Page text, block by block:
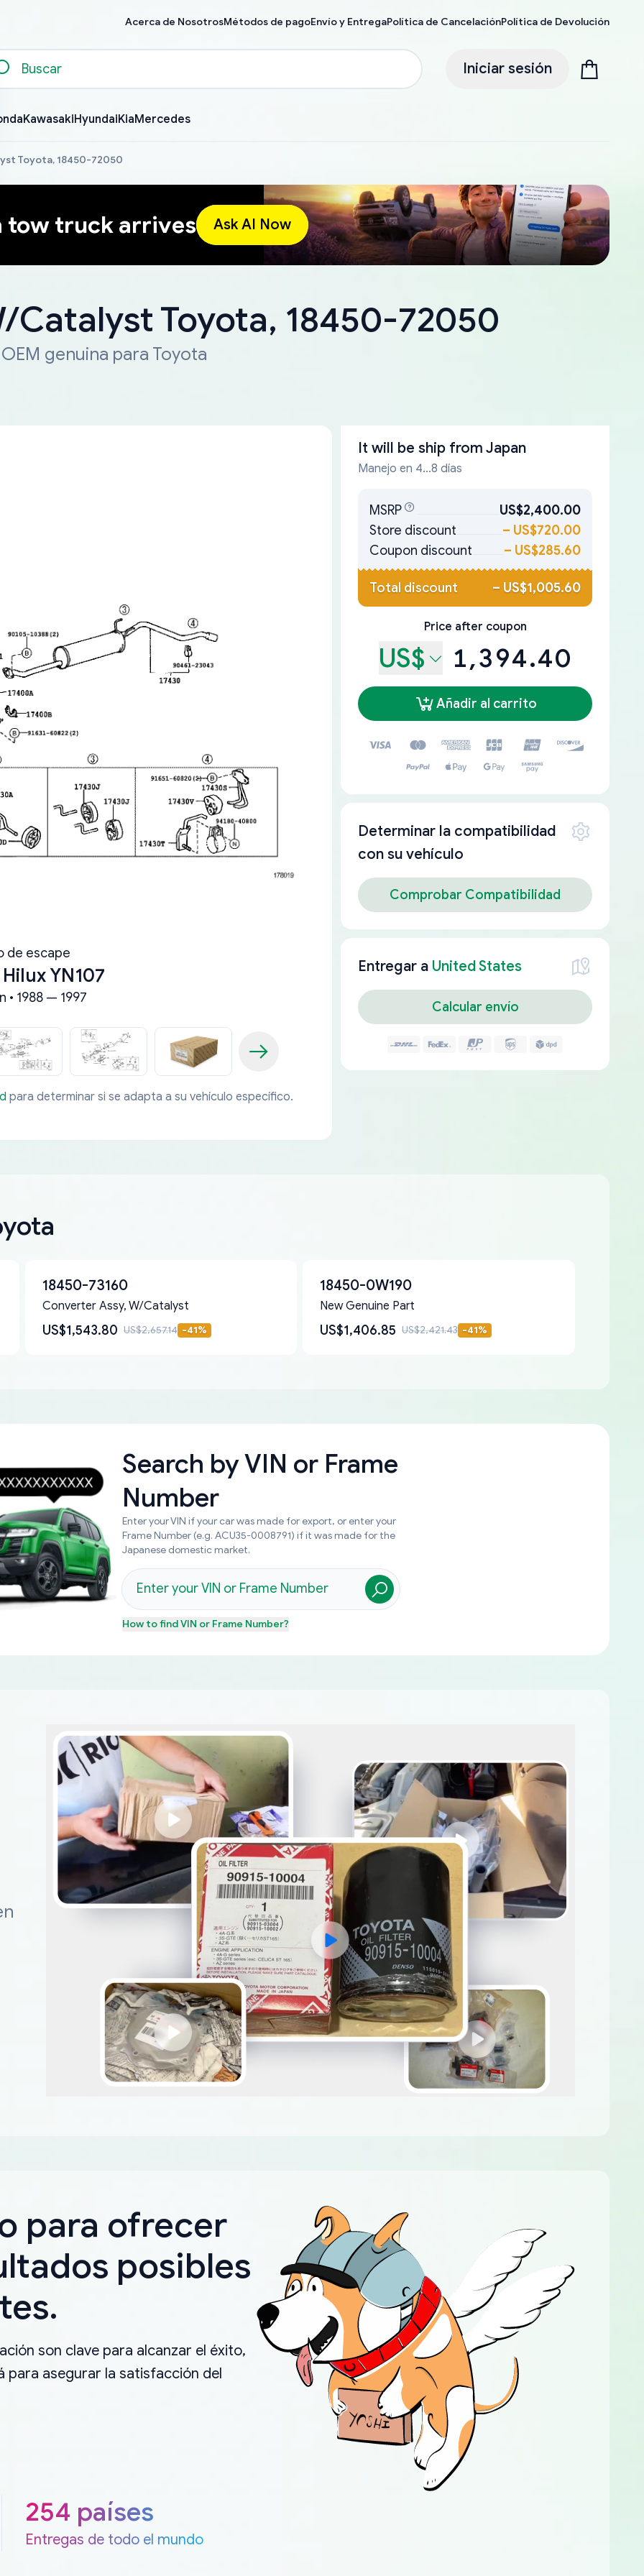
Acerca de NosotrosMétodos de pagoEnvío y EntregaPolítica de CancelaciónPolítica de Devolución
Iniciar sesión
KawasakiHyundaiKiaMercedes
Toyota, 18450-72050
tow truck arrives Ask AI Now
Catalyst Toyota, 18450-72050
genuina para Toyota
de escape
YN107
• 1988 — 1997
para determinar si se adapta a su vehículo específico.
It will be ship from Japan
Manejo en 4...8 días
MSRP
US$2,400.00
Store discount
– US$720.00
Coupon discount
– US$285.60
Total discount – US$1,005.60
Price after coupon
US$ 1,394.40
Añadir al carrito
Determinar la compatibilidad
con su vehículo
Comprobar Compatibilidad
Entregar a United States
Calcular envío
18450-73160
Converter Assy, W/Catalyst
US$1,543.80 US$2,657.14 -41%
18450-0W190
New Genuine Part
US$1,406.85 US$2,421.43 -41%
Search byVIN or Frame
Number
Enter your VIN if your car was made for export, or enter your
Frame Number (e.g. ACU35-0008791) if it was made for the
Japanese domestic market.
How to findVIN or Frame Number?
para ofrecer
posibles
son clave para alcanzar el éxito,
asegurar la satisfacción del
254 países
Entregas de todo el mundo